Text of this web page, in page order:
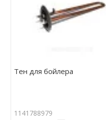
Тен для бойлера
1141788979